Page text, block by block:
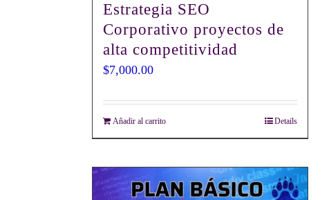
Estrategia SEO
Corporativo proyectos de
alta competitividad
$7,000.00
Añadir al carrito Details